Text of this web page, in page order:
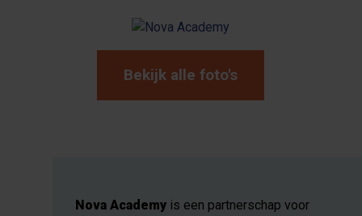
Bekijk alle foto's
Nova Academy is een partnerschap voor